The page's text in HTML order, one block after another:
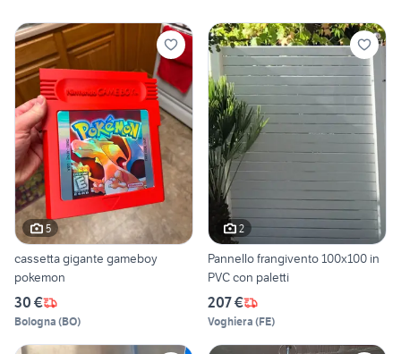
5
cassetta gigante gameboy
pokemon
30 €
Bologna (BO)
2
Pannello frangivento 100x100 in
PVC con paletti
207 €
Voghiera (FE)